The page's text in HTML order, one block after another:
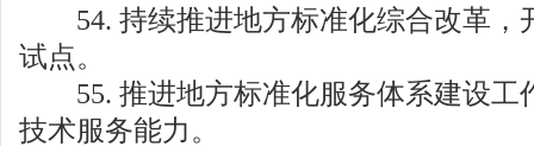
54. 持续推进地方标准化综合改革，
试点。
55. 推进地方标准化服务体系建设工
技术服务能力。